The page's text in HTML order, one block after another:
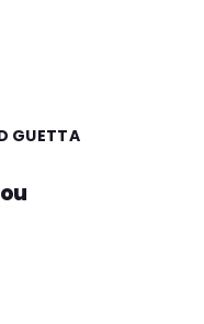
GUETTA